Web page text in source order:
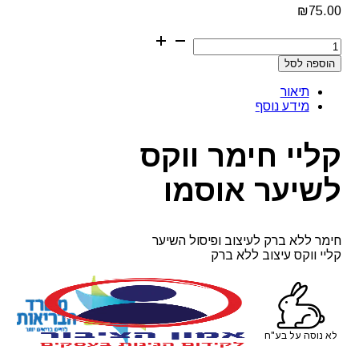
₪75.00
כמות
של
קליי
ווקס
לשיער
הוספה לסל
תיאור
מידע נוסף
קליי חימר ווקס
לשיער אוסמו
חימר ללא ברק לעיצוב ופיסול השיער
קליי ווקס עיצוב ללא ברק
לא נוסה על בע"ח